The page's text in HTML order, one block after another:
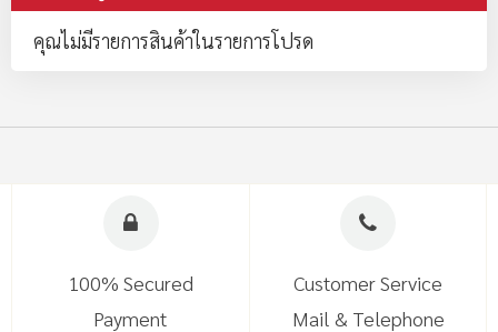
คุณไม่มีรายการสินค้าในรายการโปรด
100% Secured
Payment
Customer Service
Mail & Telephone